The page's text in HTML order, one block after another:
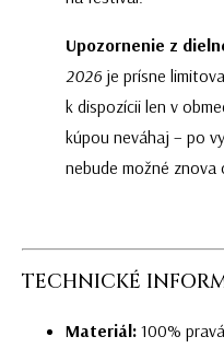
Upozornenie z
2026 je prísne
k dispozícii len v
kúpou neváhaj – po
nebude možné znova
TECHNICKÉ
Materiál: 100%